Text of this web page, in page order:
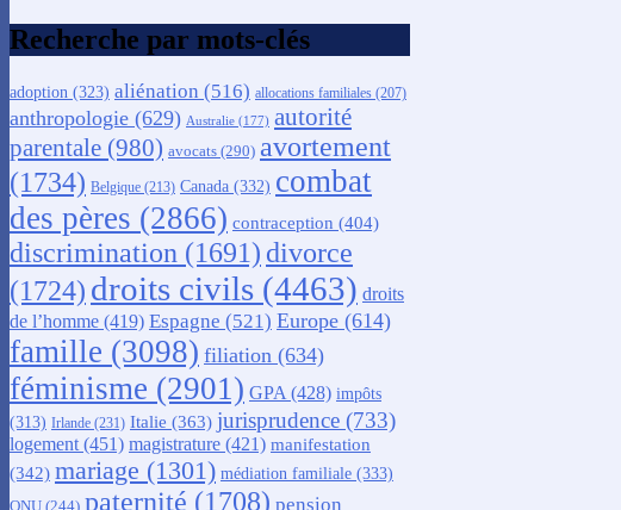
Recherche par mots-clés
adoption (323) aliénation (516) allocations familiales (207)
anthropologie (629) Australie (177) autorité
parentale (980) avocats (290) avortement
(1734) Belgique (213) Canada (332) combat
des pères (2866) contraception (404)
discrimination (1691) divorce
(1724) droits civils (4463) droits
de l’homme (419) Espagne (521) Europe (614)
famille (3098) filiation (634)
féminisme (2901) GPA (428) impôts
(313) Irlande (231) Italie (363) jurisprudence (733)
logement (451) magistrature (421) manifestation
(342) mariage (1301) médiation familiale (333)
ONU (244) paternité (1708) pension